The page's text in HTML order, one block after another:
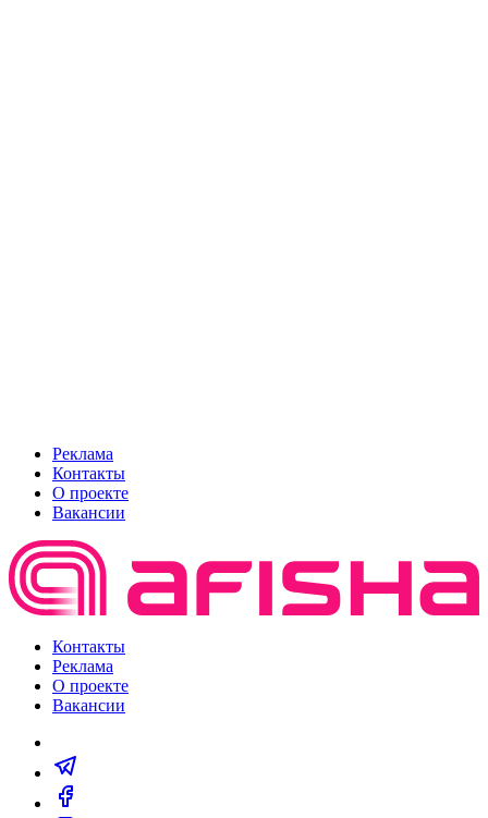
Реклама
Контакты
О проекте
Вакансии
Контакты
Реклама
О проекте
Вакансии